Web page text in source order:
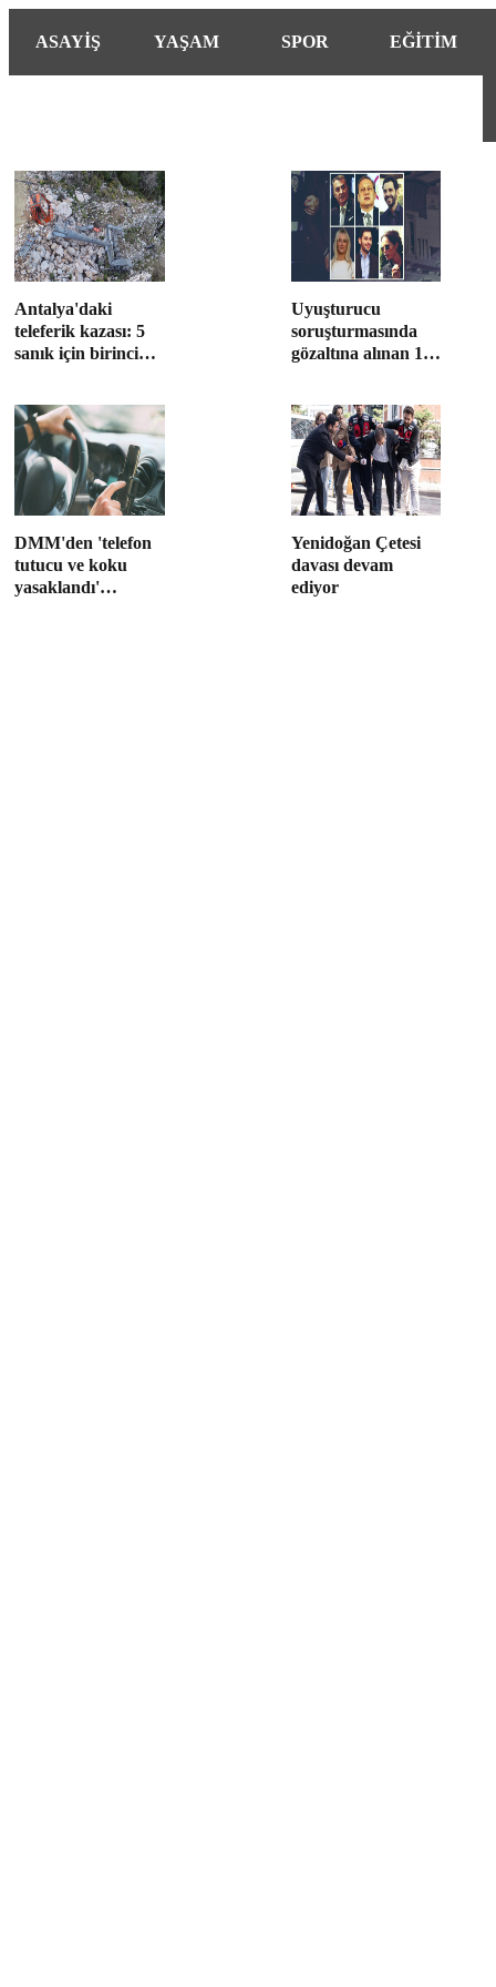
ASAYİŞ YAŞAM SPOR EĞİTİM
Antalya'daki
teleferik kazası: 5
sanık için birinci
Uyuşturucu
soruşturmasında
gözaltına alınan 14
DMM'den 'telefon
tutucu ve koku
yasaklandı'
Yenidoğan Çetesi
davası devam
ediyor